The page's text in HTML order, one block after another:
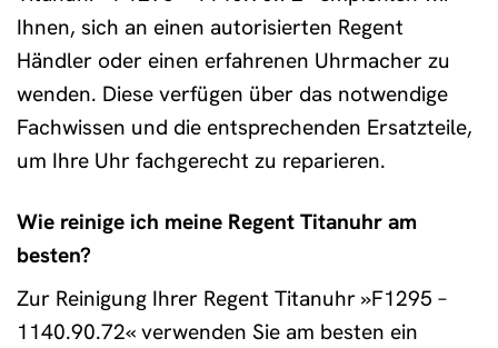
Ihnen, sich an einen autorisierten Regent
Händler oder einen erfahrenen Uhrmacher zu
wenden. Diese verfügen über das notwendige
Fachwissen und die entsprechenden Ersatzteile,
um Ihre Uhr fachgerecht zu reparieren.
Wie reinige ich meine Regent Titanuhr am
besten?
Zur Reinigung Ihrer Regent Titanuhr »F1295 –
1140.90.72« verwenden Sie am besten ein